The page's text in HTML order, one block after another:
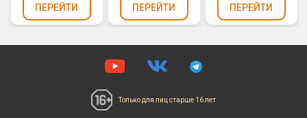
ПЕРЕЙТИ ПЕРЕЙТИ ПЕРЕЙТИ
Только для лиц старше 16 лет